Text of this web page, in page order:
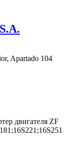
Apartado 104
двигателя ZF